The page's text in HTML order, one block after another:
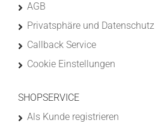
AGB
Privatsphäre und Datenschutz
Callback Service
Cookie Einstellungen
SHOPSERVICE
Als Kunde registrieren